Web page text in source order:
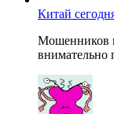
Китай
Мошенников
внимательно